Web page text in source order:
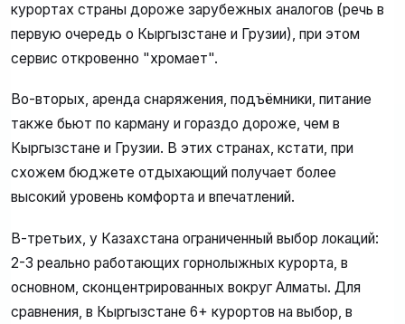
курортах страны дороже зарубежных аналогов (речь в
первую очередь о Кыргызстане и Грузии), при этом
сервис откровенно "хромает".
Во-вторых, аренда снаряжения, подъёмники, питание
также бьют по карману и гораздо дороже, чем в
Кыргызстане и Грузии. В этих странах, кстати, при
схожем бюджете отдыхающий получает более
высокий уровень комфорта и впечатлений.
В-третьих, у Казахстана ограниченный выбор локаций:
2-3 реально работающих горнолыжных курорта, в
основном, сконцентрированных вокруг Алматы. Для
сравнения, в Кыргызстане 6+ курортов на выбор, в